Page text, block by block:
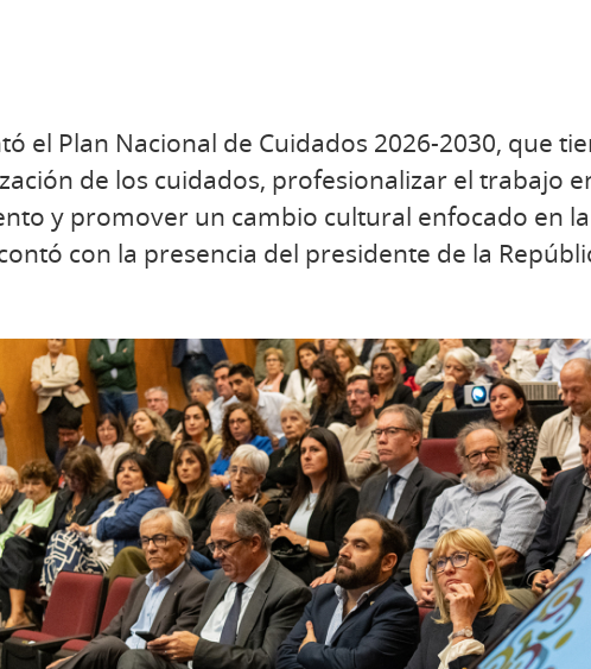
el Plan Nacional de Cuidados 2026-2030, que
de los cuidados, profesionalizar el trabajo
y promover un cambio cultural enfocado en
con la presencia del presidente de la